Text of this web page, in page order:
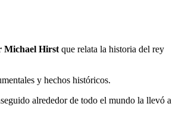
Michael Hirst que relata la historia del rey
y hechos históricos.
alrededor de todo el mundo la llevó a